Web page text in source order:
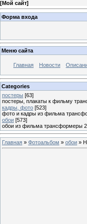
[Мой сайт]
Форма входа
Меню сайта
Главная Новости
Categories
постеры [63]
постеры, плакаты к фильму
кадры, фото [523]
фото и кадры из фильма
обои [573]
обои из фильма трансформеры
Главная » Фотоальбом » обои »